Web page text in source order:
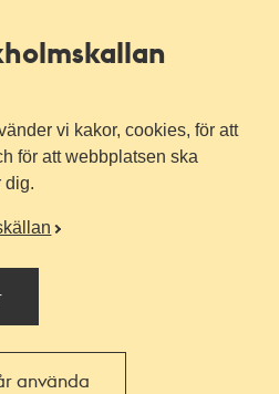
vi kakor, cookies, för att
för att webbplatsen ska
dig.
använda